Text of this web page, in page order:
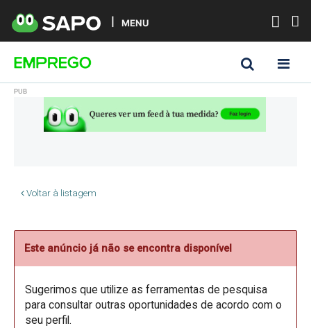
MENU
Voltar à listagem
Este anúncio já não se encontra disponível
Sugerimos que utilize as ferramentas de pesquisa
para consultar outras oportunidades de acordo com o
seu perfil.